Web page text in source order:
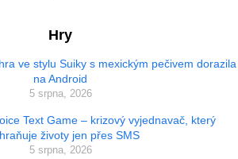
Hry
ve stylu Suiky s mexickým pečivem dorazila
na Android
5 srpna, 2026
Text Game – krizový vyjednavač, který
životy jen přes SMS
5 srpna, 2026